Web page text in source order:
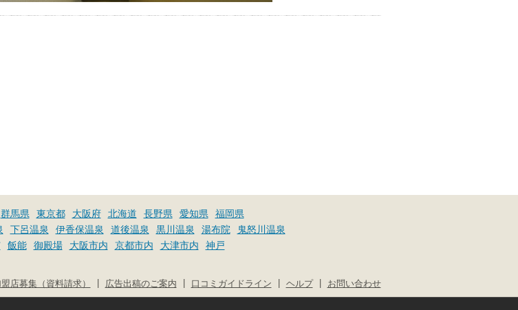
群馬県 東京都 大阪府 北海道 長野県 愛知県
福岡県
下呂温泉 伊香保温泉 道後温泉 黒川温泉 湯布院
鬼怒川温泉
飯能 御殿場 大阪市内 京都市内 大津市内
神戸
お問い合わせ
ヘルプ
口コミガイドライン
広告出稿のご案内
盟店募集（資料請求）